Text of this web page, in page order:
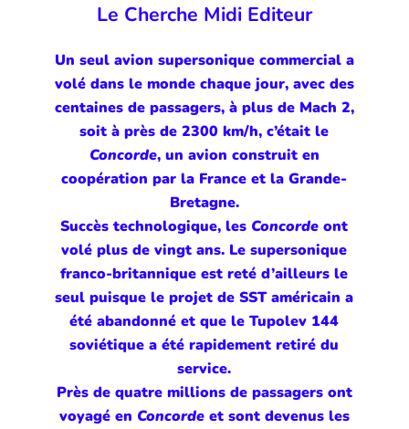
Le Cherche Midi Editeur
Un seul avion supersonique commercial a
volé dans le monde chaque jour, avec des
centaines de passagers, à plus de Mach 2,
soit à près de 2300 km/h, c’était le
Concorde, un avion construit en
coopération par la France et la Grande-
Bretagne.
Succès technologique, les Concordeont
volé plus de vingt ans. Le supersonique
franco-britannique est reté d’ailleurs le
seul puisque le projet de SST américain a
été abandonné et que le Tupolev 144
soviétique a été rapidement retiré du
service.
Près de quatre millions de passagers ont
voyagé en Concordeet sont devenus les